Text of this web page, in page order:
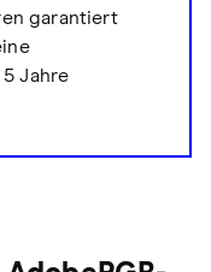
garantiert
Jahre